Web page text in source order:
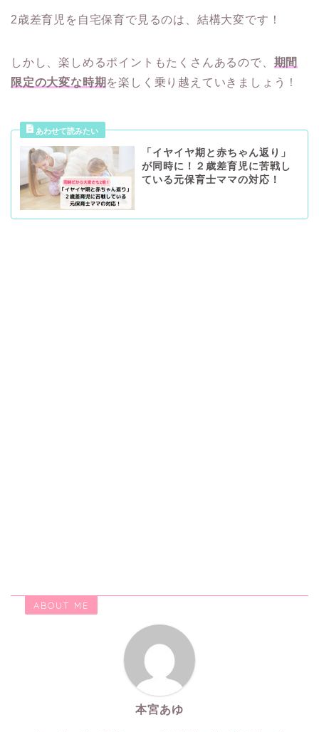
2歳差育児を自宅保育で見るのは、結構大変です！
しかし、楽しめるポイントもたくさんあるので、 期間
限定の大変な時期 を楽しく乗り越えていきましょう！
「イヤイヤ期と赤ちゃん返り」
が同時に！２歳差育児に苦戦し
ている元保育士ママの対応！
ABOUT ME
本宮あゆ